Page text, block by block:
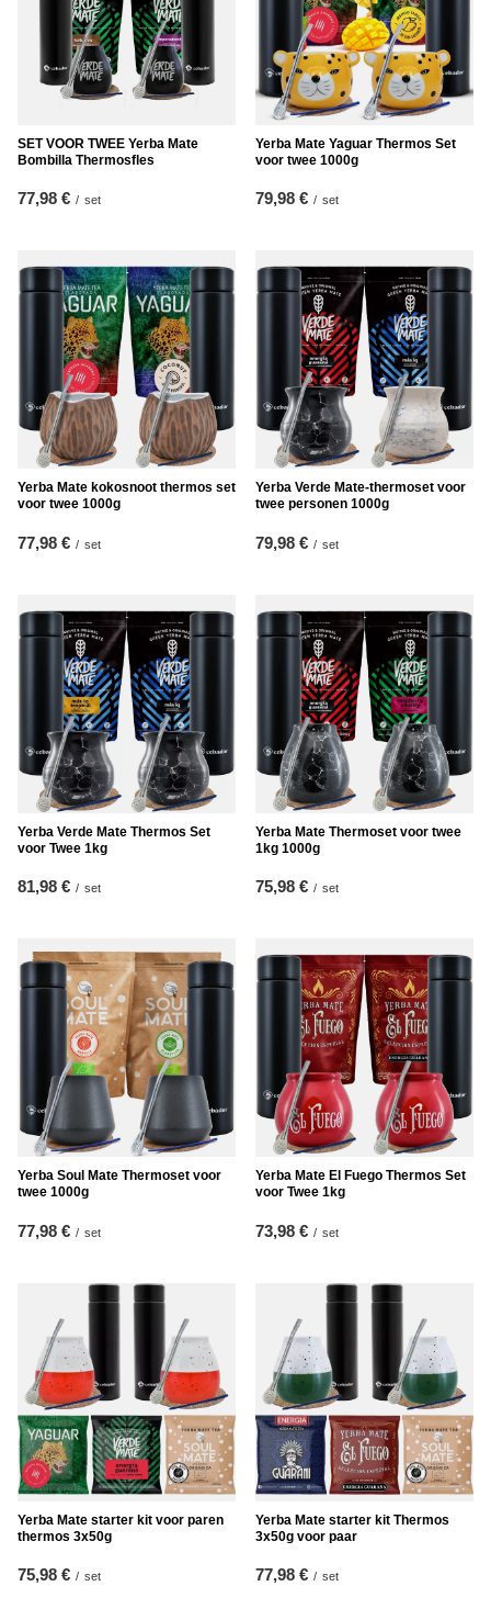
SET VOOR TWEE Yerba Mate
Bombilla Thermosfles
77,98 € / set
Yerba Mate Yaguar Thermos Set
voor twee 1000g
79,98 € / set
Yerba Mate kokosnoot thermos set
voor twee 1000g
77,98 € / set
Yerba Verde Mate-thermoset voor
twee personen 1000g
79,98 € / set
Yerba Verde Mate Thermos Set
voor Twee 1kg
81,98 € / set
Yerba Mate Thermoset voor twee
1kg 1000g
75,98 € / set
Yerba Soul Mate Thermoset voor
twee 1000g
77,98 € / set
Yerba Mate El Fuego Thermos Set
voor Twee 1kg
73,98 € / set
Yerba Mate starter kit voor paren
thermos 3x50g
75,98 € / set
Yerba Mate starter kit Thermos
3x50g voor paar
77,98 € / set